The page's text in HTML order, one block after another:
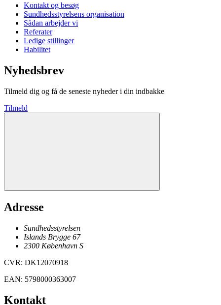
Kontakt og besøg
Sundhedsstyrelsens organisation
Sådan arbejder vi
Referater
Ledige stillinger
Habilitet
Nyhedsbrev
Tilmeld dig og få de seneste nyheder i din indbakke
Tilmeld
Adresse
Sundhedsstyrelsen
Islands Brygge 67
2300 København S
CVR: DK12070918
EAN: 5798000363007
Kontakt